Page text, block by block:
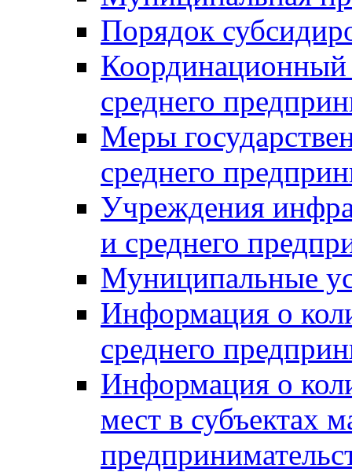
Порядок
Координационный
среднего
Меры
среднего
Учреждения
и среднего
Муниципальные
Информация о
среднего
Информация о
мест в субъектах